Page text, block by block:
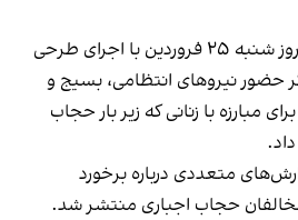
با
اجرای طرحی
حضور نیروهای انتظامی، بسیج و
مبارزه با زنانی که زیر بار حجاب
متعددی درباره برخورد
حجاب اجباری منتشر شد.